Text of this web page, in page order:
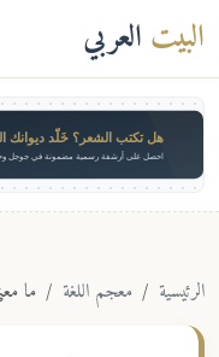
البيت العربي
هل تكتب الشعر؟ خَلّد ديوانك
احصل على أرشفة رسمية مضمونة في جوجل
الرئيسية معجم اللغة ما